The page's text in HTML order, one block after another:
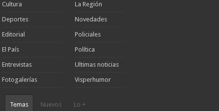
Cultura
Deportes
Editorial
El País
Entrevistas
Fotogalerías
La Región
Novedades
Policiales
Política
Ultimas noticias
Visperhumor
Temas Nuevos Lo +